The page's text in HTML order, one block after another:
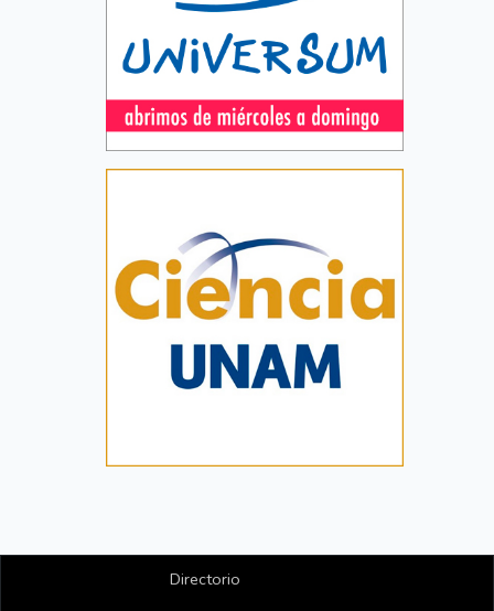
Directorio